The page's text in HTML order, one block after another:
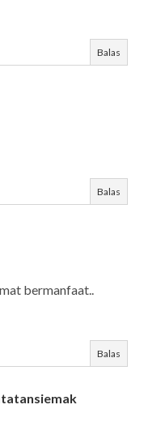
Balas
Balas
bermanfaat..
Balas